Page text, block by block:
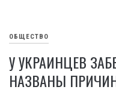
ОБЩЕСТВО
У УКРАИНЦЕВ
НАЗВАНЫ